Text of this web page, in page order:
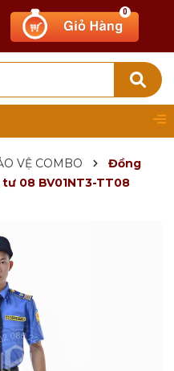
0
VỆ COMBO
Đồng
08 BV01NT3-TT08